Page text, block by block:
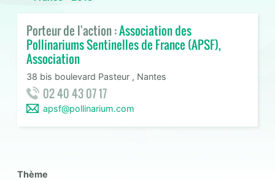
Porteur de l'action :Association des
Pollinariums Sentinelles de France (APSF),
Association
38 bis boulevard Pasteur , Nantes
02 40 43 07 17
apsf@pollinarium.com
Thème